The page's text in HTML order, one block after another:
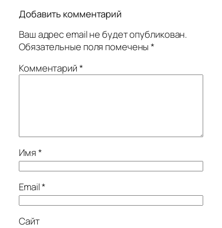
Добавить комментарий
Ваш адрес email не будет опубликован.
Обязательные поля помечены*
Комментарий*
Имя*
Email*
Сайт